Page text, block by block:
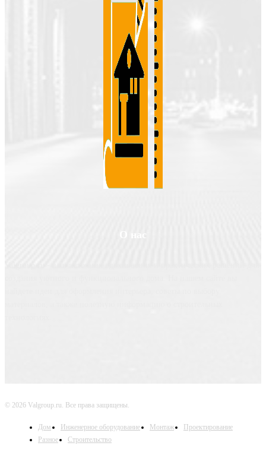
© 2026 Valgroup.ru. Все права защищены.
Дом Инженерное оборудование Монтаж
Проектирование
Разное
Строительство